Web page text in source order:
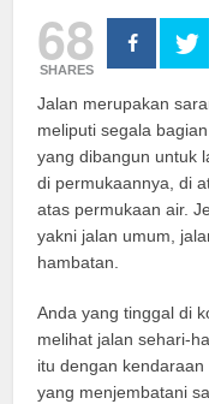
68
SHARES
Jalan merupakan
meliputi segala
yang dibangun untuk
di permukaannya, di
atas permukaan air.
yakni jalan umum,
hambatan.
Anda yang tinggal di
melihat jalan sehari-
itu dengan
yang menjembatani